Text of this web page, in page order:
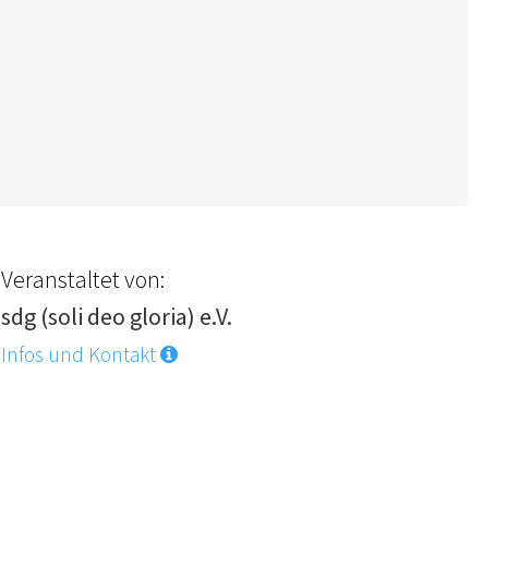
Veranstaltet von:
sdg (soli deo gloria) e.V.
Infos und Kontakt